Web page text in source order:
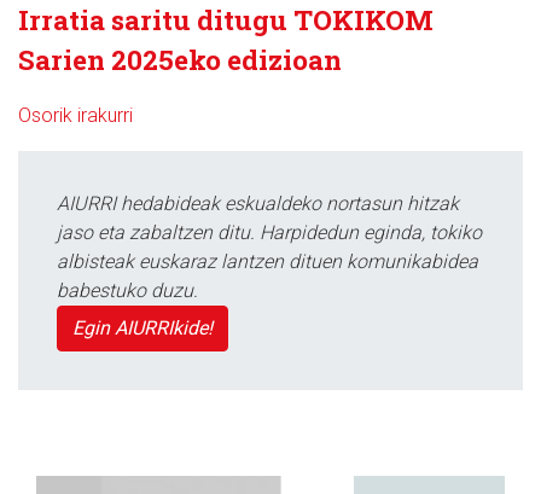
Irratia saritu ditugu TOKIKOM
Sarien 2025eko edizioan
Osorik irakurri
AIURRI hedabideak eskualdeko nortasun hitzak
jaso eta zabaltzen ditu. Harpidedun eginda, tokiko
albisteak euskaraz lantzen dituen komunikabidea
babestuko duzu.
Egin AIURRIkide!